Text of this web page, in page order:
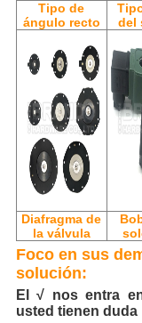
Tipo de
ángulo recto
del
Diafragma de
la válvula
Foco en sus
solución:
El √ nos entra
usted tienen duda